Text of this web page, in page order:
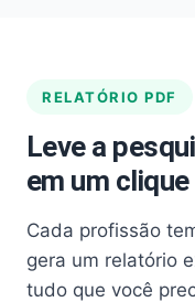
RELATÓRIO PDF
Leve a
em um clique
Cada profissão
gera um relatório
tudo que você